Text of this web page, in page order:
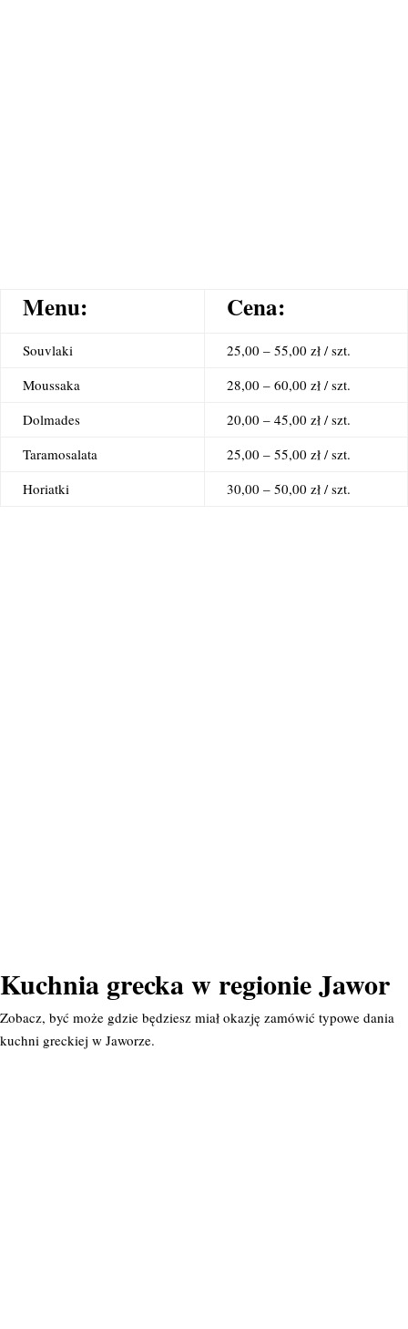
Menu: Cena:
Souvlaki
25,00 – 55,00 zł / szt.
Moussaka
28,00 – 60,00 zł / szt.
Dolmades
20,00 – 45,00 zł / szt.
Taramosalata
25,00 – 55,00 zł / szt.
Horiatki
30,00 – 50,00 zł / szt.
Kuchnia grecka w regionie Jawor
Zobacz, być może gdzie będziesz miał okazję zamówić typowe dania
kuchni greckiej w Jaworze.